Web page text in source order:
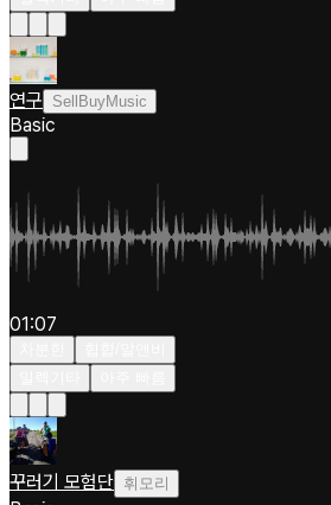
연구 SellBuyMusic
Basic
01:07
꾸러기 모험단 휘모리